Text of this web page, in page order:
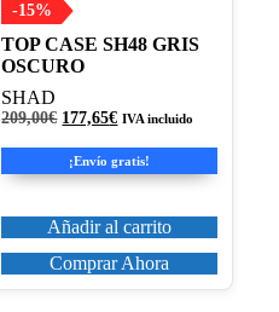
-15%
TOP CASE SH48 GRIS
OSCURO
SHAD
209,00€ El
original
era:
177,65€El
actual
es:
IVA incluido
¡Envío gratis!
Añadir al carrito
Comprar Ahora